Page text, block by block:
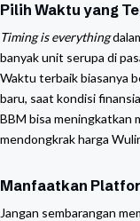
Pilih Waktu yang
Timing is everything
banyak unit serupa di
Waktu terbaik biasanya
baru, saat kondisi
BBM bisa meningkatkan
mendongkrak harga
Manfaatkan
Jangan sembarangan